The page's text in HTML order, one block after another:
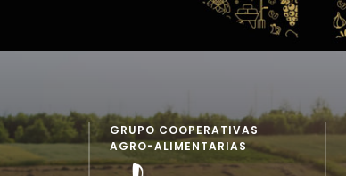
GRUPO COOPERATIVAS
AGRO-ALIMENTARIAS